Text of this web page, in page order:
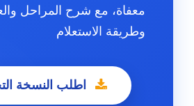
معفاة، مع شرح المراحل
وطريقة الاستعلام
اطلب النسخة